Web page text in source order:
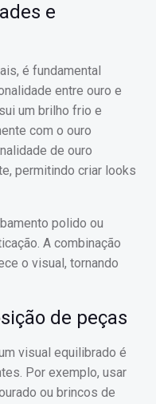
e
é fundamental
entre ouro e
um brilho frio e
com o ouro
de ouro
permitindo criar looks
polido ou
A combinação
o visual, tornando
de peças
visual equilibrado é
Por exemplo, usar
ou brincos de